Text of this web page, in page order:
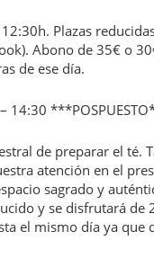
Plazas
Abono de 35€ o
de ese día.
14:30
de preparar el té.
atención en el
sagrado y
y se disfrutará de
el mismo día ya